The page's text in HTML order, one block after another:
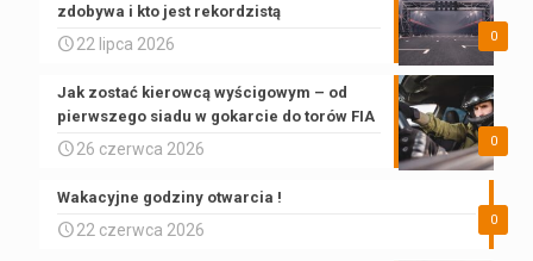
0
zdobywa i kto jest rekordzistą
22 lipca 2026
0
Jak zostać kierowcą wyścigowym – od
pierwszego siadu w gokarcie do torów FIA
26 czerwca 2026
0
Wakacyjne godziny otwarcia !
22 czerwca 2026